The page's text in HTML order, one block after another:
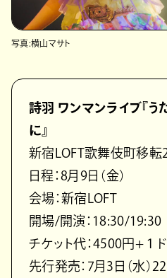
写真:横山マサト
詩羽 ワンマンライブ『う
に』
新宿LOFT歌舞伎町移転
日程：8月9日（金）
会場：新宿LOFT
開場/開演：18:30/19:30
チケット代：4500円+１
先行発売：7月3日（水）